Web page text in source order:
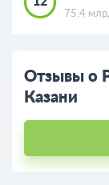
75.4
Отзывы о РКО банка Банк
Казани